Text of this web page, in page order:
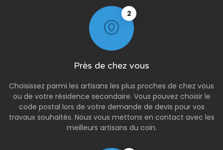
2
Près de chez vous
Choisissez parmi les artisans les plus proches de chez vous
ou de votre résidence secondaire. Vous pouvez choisir le
code postal lors de votre demande de devis pour vos
travaux souhaités. Nous vous mettons en contact avec les
meilleurs artisans du coin.